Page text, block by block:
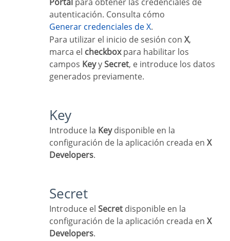
autenticación. Consulta cómo
Generar credenciales de X.
Para utilizar el inicio de sesión con X,
marca el checkboxpara habilitar los
campos KeyySecret, e introduce los datos
generados previamente.
Key
Introduce la Keydisponible en la
configuración de la aplicación creada en X
Developers.
Secret
Introduce el Secret disponible en la
configuración de la aplicación creada en X
Developers.